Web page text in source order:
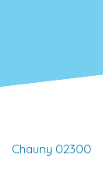
Chauny 02300